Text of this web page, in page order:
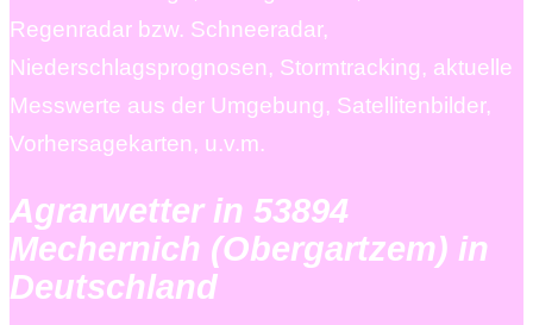
Regenradar bzw. Schneeradar,
Niederschlagsprognosen, Stormtracking, aktuelle
Messwerte aus der Umgebung, Satellitenbilder,
Vorhersagekarten, u.v.m.
Agrarwetter in 53894
Mechernich (Obergartzem) in
Deutschland